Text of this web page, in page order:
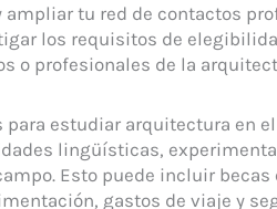
tu red de contactos
los requisitos de
o profesionales de la
estudiar arquitectura en
lingüísticas,
Esto puede incluir
gastos de viaje y